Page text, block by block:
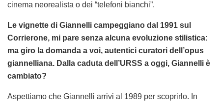
cinema neorealista o dei “telefoni bianchi”.
Le vignette di Giannelli campeggiano dal 1991 sul
Corrierone, mi pare senza alcuna evoluzione stilistica:
ma giro la domanda a voi, autentici curatori dell’opus
giannelliana. Dalla caduta dell’URSS a oggi, Giannelli è
cambiato?
Aspettiamo che Giannelli arrivi al 1989 per scoprirlo. In